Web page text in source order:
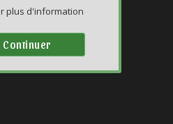
plus d'information
Continuer